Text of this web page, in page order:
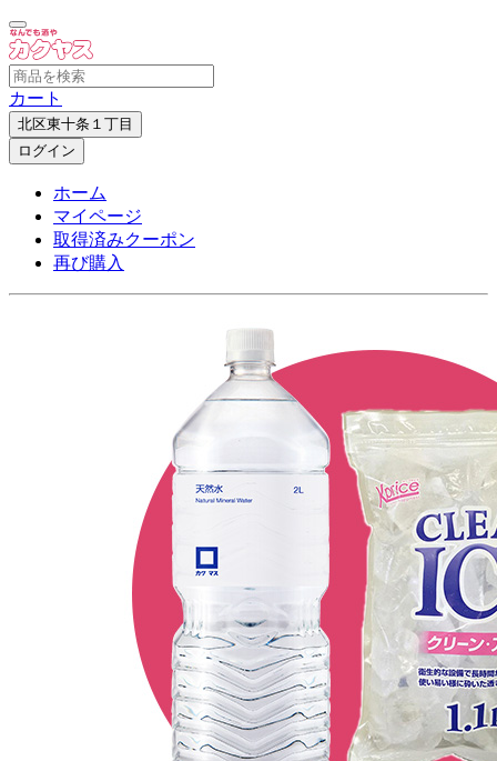
カート
北区東十条１丁目
ログイン
ホーム
マイページ
取得済みクーポン
再び購入